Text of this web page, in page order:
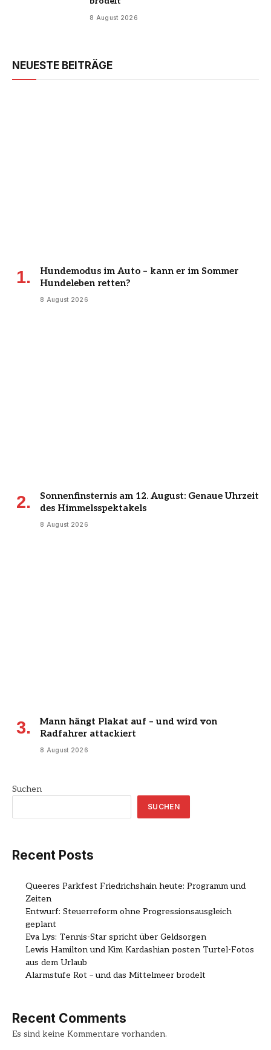
8 August 2026
NEUESTE BEITRÄGE
Hundemodus im Auto – kann er im Sommer
Hundeleben retten?
8 August 2026
Sonnenfinsternis am 12. August: Genaue Uhrzeit
des Himmelsspektakels
8 August 2026
Mann hängt Plakat auf – und wird von
Radfahrer attackiert
8 August 2026
Suchen
SUCHEN
Recent Posts
Queeres Parkfest Friedrichshain heute: Programm und
Zeiten
Entwurf: Steuerreform ohne Progressionsausgleich
geplant
Eva Lys: Tennis-Star spricht über Geldsorgen
Lewis Hamilton und Kim Kardashian posten Turtel-Fotos
aus dem Urlaub
Alarmstufe Rot – und das Mittelmeer brodelt
Recent Comments
Es sind keine Kommentare vorhanden.